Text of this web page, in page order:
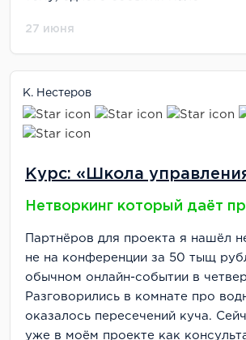
27 июня
К. Нестеров
Курс: «Школа
Нетворкинг который даёт
Партнёров для проекта я нашёл
не на конференции за 50 тыщ
обычном онлайн-событии в
Разговорились в комнате про
оказалось пересечений куча.
уже в моём проекте как